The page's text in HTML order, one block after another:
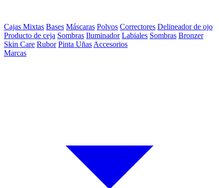
Cajas Mixtas Bases Máscaras Polvos Correctores Delineador de ojo
Producto de ceja Sombras Iluminador Labiales Sombras Bronzer
Skin Care Rubor Pinta Uñas Accesorios
Marcas